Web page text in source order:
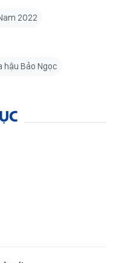
2022
hậu Bảo Ngọc